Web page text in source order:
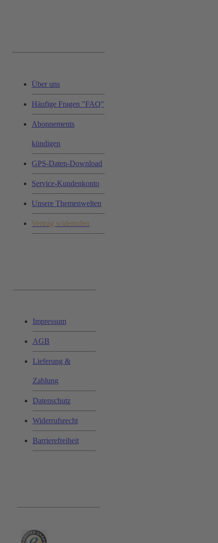
Über uns
Häufige Fragen "FAQ"
Abonnements
kündigen
GPS-Daten-Download
Service-Kundenkonto
Unsere Themenwelten
Vertrag widerrufen
Impressum
AGB
Lieferung &
Zahlung
Datenschutz
Widerrufsrecht
Barrierefreiheit